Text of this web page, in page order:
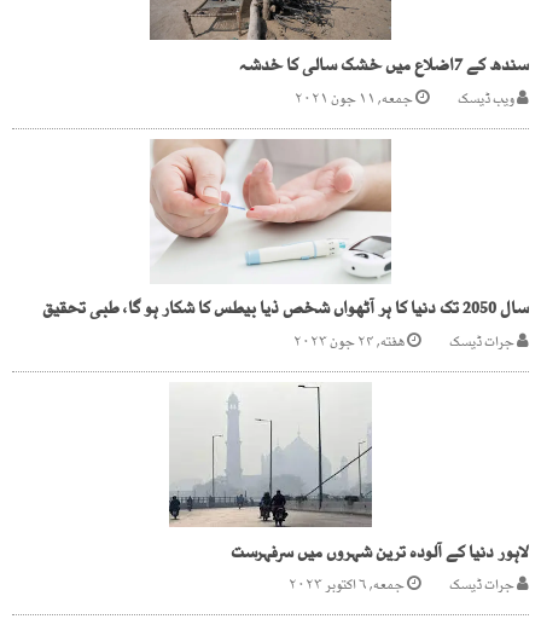
سندھ کے 7اضلاع میں خشک سالی کا خدشہ
ویب ڈیسک جمعه, ۱۱ جون ۲۰۲۱
سال 2050 تک دنیا کا ہر آٹھواں شخص ذیا بیطس کا شکار ہو گا، طبی تحقیق
جرات ڈیسک هفته, ۲۴ جون ۲۰۲۳
لاہور دنیا کے آلودہ ترین شہروں میں سرفہرست
جرات ڈیسک جمعه, ۶ اکتوبر ۲۰۲۳